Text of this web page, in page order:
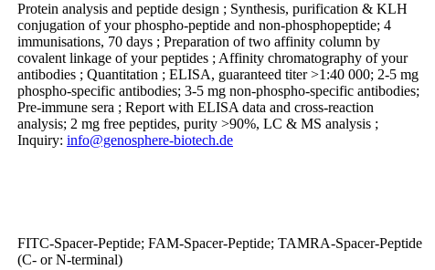
Protein analysis and peptide design ; Synthesis, purification & KLH
conjugation of your phospho-peptide and non-phosphopeptide; 4
immunisations, 70 days ; Preparation of two affinity column by
covalent linkage of your peptides ; Affinity chromatography of your
antibodies ; Quantitation ; ELISA, guaranteed titer >1:40 000; 2-5 mg
phospho-specific antibodies; 3-5 mg non-phospho-specific antibodies;
Pre-immune sera ; Report with ELISA data and cross-reaction
analysis; 2 mg free peptides, purity >90%, LC & MS analysis ;
Inquiry: info@genosphere-biotech.de
FITC-Spacer-Peptide; FAM-Spacer-Peptide; TAMRA-Spacer-Peptide
(C- or N-terminal)